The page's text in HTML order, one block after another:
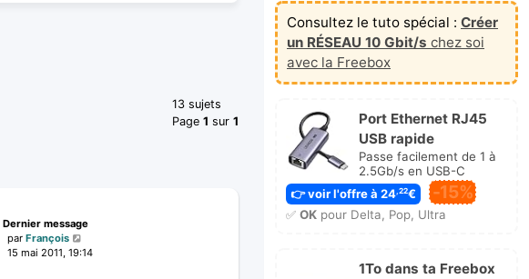
13 sujets
Page 1 sur 1
Dernier message
par François
15 mai 2011, 19:14
Consultez le tuto spécial : Créer
un RÉSEAU 10 Gbit/s chez soi
avec la Freebox
Port Ethernet RJ45
USB rapide
Passe facilement de 1 à
2.5Gb/s en USB-C
👉 voir l'offre à 24,22€ -15%
✅ OKpour Delta, Pop, Ultra
1To dans ta Freebox